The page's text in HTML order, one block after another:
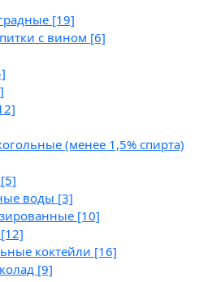
[19]
с вином [6]
(менее 1,5% спирта)
[5]
воды [3]
[10]
[12]
коктейли [16]
[9]